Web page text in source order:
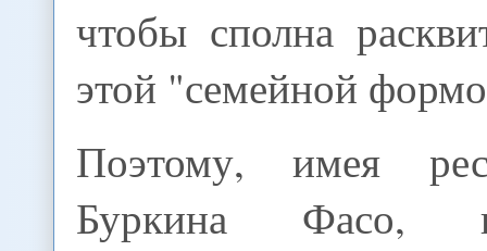
чтобы сполна
этой "семейной
Поэтому, имея
Буркина Фасо,